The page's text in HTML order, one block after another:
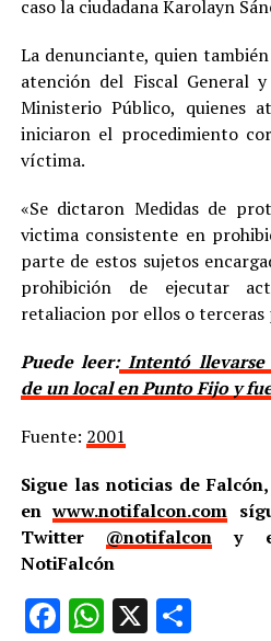
caso la ciudadana Karolayn
La denunciante, quien
atención del Fiscal General
Ministerio Público, quienes
iniciaron el procedimiento
víctima.
«Se dictaron Medidas de
victima consistente en
parte de estos sujetos
prohibición de ejecutar
retaliacion por ellos o terceras
Puede leer:Intentó llevarse
de un local en Punto Fijo y
Fuente: 2001
Sigue las noticias de
enwww.notifalcon.com
Twitter @notifalcon y
NotiFalcón
Facebook
WhatsApp
X